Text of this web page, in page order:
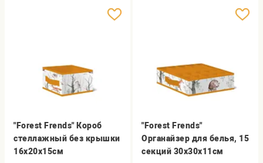
"Forest Frends" Короб
стеллажный без крышки
16х20х15см
"Forest Frends"
Органайзер для белья, 15
секций 30х30х11см